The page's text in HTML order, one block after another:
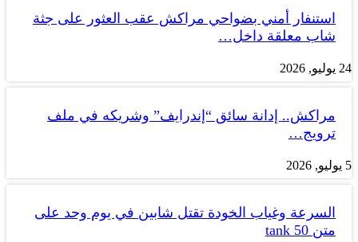
استنفار أمني بضواحي مراكش عقب العثور على جثة
شاب معلقة داخل…
24 يوليو, 2026
مراكش.. إدانة سائق “إندرايف” وشريكه في ملف
ترويج…
5 يوليو, 2026
السرعة وغياب الخودة تقتل شابين في يوم وحد على
متن tank 50